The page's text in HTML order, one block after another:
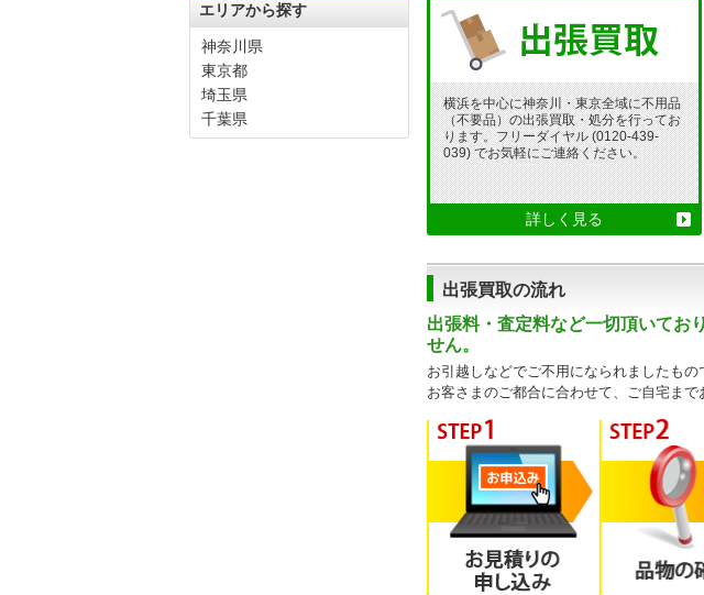
横浜を中心に神奈川・東京全域に不用品
（不要品）の出張買取・処分を行ってお
ります。フリーダイヤル (0120-439-
039) でお気軽にご連絡ください。
詳しく見る
出張買取の流れ
出張料・査定料など一切頂いてお
せん。
お引越しなどでご不用になられましたも
お客さまのご都合に合わせて、ご自宅まで
エリアから探す
神奈川県
東京都
埼玉県
千葉県